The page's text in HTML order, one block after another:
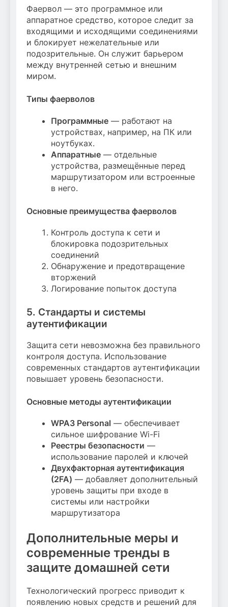
Фаервол — это программное или
аппаратное средство, которое следит за
входящими и исходящими соединениями
и блокирует нежелательные или
подозрительные. Он служит барьером
между внутренней сетью и внешним
миром.
Типы фаерволов
Программные — работают на
устройствах, например, на ПК или
ноутбуках.
Аппаратные — отдельные
устройства, размещённые перед
маршрутизатором или встроенные
в него.
Основные преимущества фаерволов
Контроль доступа к сети и
блокировка подозрительных
соединений
Обнаружение и предотвращение
вторжений
Логирование попыток доступа
5. Стандарты и системы
аутентификации
Защита сети невозможна без правильного
контроля доступа. Использование
современных стандартов аутентификации
повышает уровень безопасности.
Основные методы аутентификации
WPA3 Personal — обеспечивает
сильное шифрование Wi-Fi
Реестры безопасности —
использование паролей и ключей
Двухфакторная аутентификация
(2FA) — добавляет дополнительный
уровень защиты при входе в
системы или настройки
маршрутизатора
Дополнительные меры и
современные тренды в
защите домашней сети
Технологический прогресс приводит к
появлению новых средств и решений для